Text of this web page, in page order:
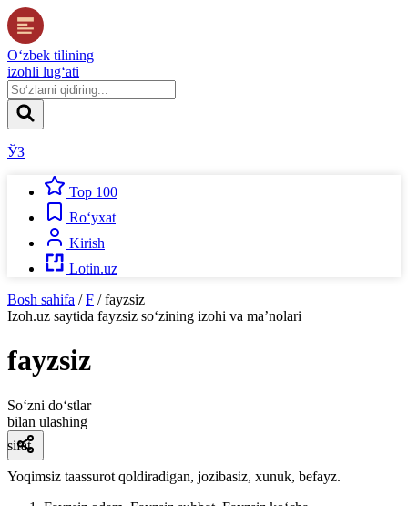
O‘zbek tilining
izohli lug‘ati
ЎЗ
Top 100
Ro‘yxat
Kirish
Lotin.uz
Bosh sahifa / F / fayzsiz
Izoh.uz saytida fayzsiz so‘zining izohi va ma’nolari
fayzsiz
So‘zni do‘stlar
bilan ulashing
sifat
Yoqimsiz taassurot qoldiradigan, jozibasiz, xunuk, befayz.